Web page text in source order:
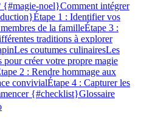
{#magie-noel}Comment intégrer
Étape 1 : Identifier vos
de la familleÉtape 3 :
traditions à explorer
Les coutumes culinairesLes
pour créer votre propre magie
2 : Rendre hommage aux
convivialÉtape 4 : Capturer les
{#checklist}Glossaire